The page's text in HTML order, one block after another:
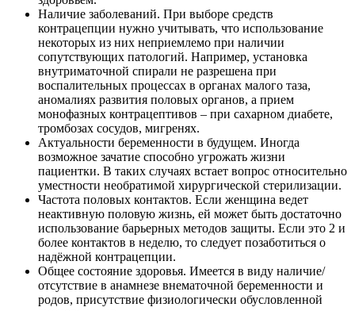
Наличие заболеваний. При выборе средств
контрацепции нужно учитывать, что использование
некоторых из них неприемлемо при наличии
сопутствующих патологий. Например, установка
внутриматочной спирали не разрешена при
воспалительных процессах в органах малого таза,
аномалиях развития половых органов, а прием
монофазных контрацептивов – при сахарном диабете,
тромбозах сосудов, мигренях.
Актуальности беременности в будущем. Иногда
возможное зачатие способно угрожать жизни
пациентки. В таких случаях встает вопрос относительно
уместности необратимой хирургической стерилизации.
Частота половых контактов. Если женщина ведет
неактивную половую жизнь, ей может быть достаточно
использование барьерных методов защиты. Если это 2 и
более контактов в неделю, то следует позаботиться о
надёжной контрацепции.
Общее состояние здоровья. Имеется в виду наличие/
отсутствие в анамнезе внематочной беременности и
родов, присутствие физиологически обусловленной